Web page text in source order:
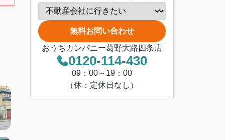
無料お問い合わせ
おうちカンパニー葛野大路四条店
0120-114-430
09：00～19：00
（休：定休日なし）